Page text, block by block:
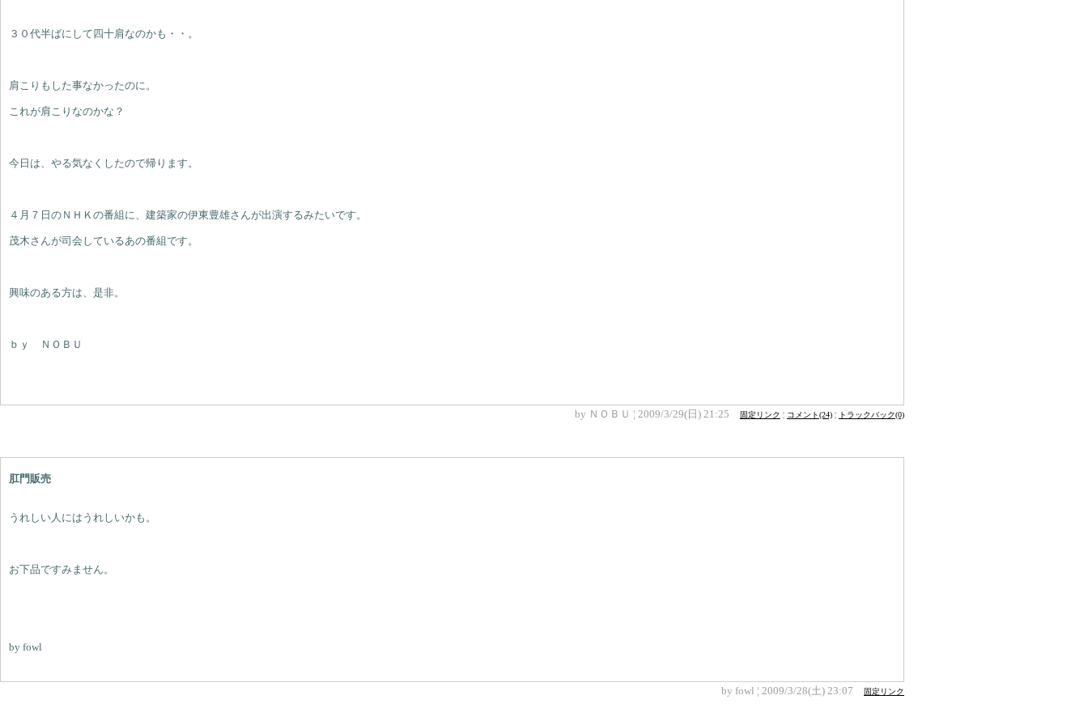
３０代半ばにして四十肩なのかも・・。
肩こりもした事なかったのに。
これが肩こりなのかな？
今日は、やる気なくしたので帰ります。
４月７日のＮＨＫの番組に、建築家の伊東豊雄さんが出演するみたいです。
茂木さんが司会しているあの番組です。
興味のある方は、是非。
ｂｙ ＮＯＢＵ
by ＮＯＢＵ ¦ 2009/3/29(日) 21:25 固定リンク ¦ コメント(24) ¦ トラックバック(0)
肛門販売
うれしい人にはうれしいかも。
お下品ですみません。
by fowl
by fowl ¦ 2009/3/28(土) 23:07 固定リンク